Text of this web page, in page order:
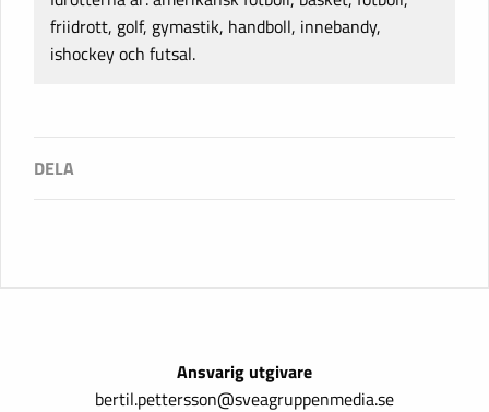
friidrott, golf, gymastik, handboll, innebandy,
ishockey och futsal.
Ansvarig utgivare
bertil.pettersson@sveagruppenmedia.se